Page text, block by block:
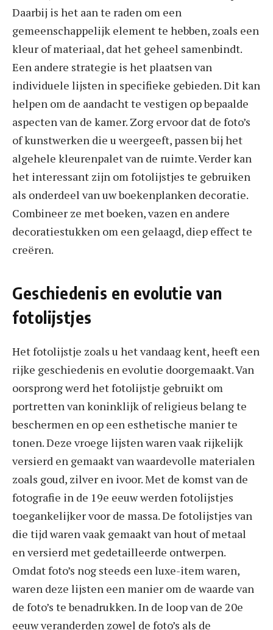
Daarbij is het aan te raden om een
gemeenschappelijk element te hebben, zoals een
kleur of materiaal, dat het geheel samenbindt.
Een andere strategie is het plaatsen van
individuele lijsten in specifieke gebieden. Dit kan
helpen om de aandacht te vestigen op bepaalde
aspecten van de kamer. Zorg ervoor dat de foto’s
of kunstwerken die u weergeeft, passen bij het
algehele kleurenpalet van de ruimte. Verder kan
het interessant zijn om fotolijstjes te gebruiken
als onderdeel van uw boekenplanken decoratie.
Combineer ze met boeken, vazen en andere
decoratiestukken om een gelaagd, diep effect te
creëren.
Geschiedenis en evolutie van
fotolijstjes
Het fotolijstje zoals u het vandaag kent, heeft een
rijke geschiedenis en evolutie doorgemaakt. Van
oorsprong werd het fotolijstje gebruikt om
portretten van koninklijk of religieus belang te
beschermen en op een esthetische manier te
tonen. Deze vroege lijsten waren vaak rijkelijk
versierd en gemaakt van waardevolle materialen
zoals goud, zilver en ivoor. Met de komst van de
fotografie in de 19e eeuw werden fotolijstjes
toegankelijker voor de massa. De fotolijstjes van
die tijd waren vaak gemaakt van hout of metaal
en versierd met gedetailleerde ontwerpen.
Omdat foto’s nog steeds een luxe-item waren,
waren deze lijsten een manier om de waarde van
de foto’s te benadrukken. In de loop van de 20e
eeuw veranderden zowel de foto’s als de